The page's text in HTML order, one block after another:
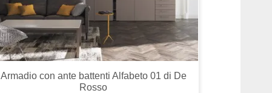
Armadio con ante battenti Alfabeto 01 di De
Rosso